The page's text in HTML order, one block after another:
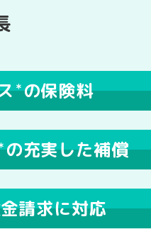
＊の保険料
の充実した補償
請求に対応